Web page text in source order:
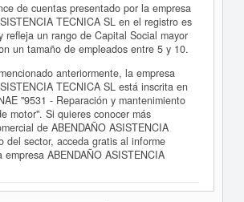
de cuentas presentado por la empresa
TECNICA SL en el registro es
refleja un rango de Capital Social mayor
un tamaño de empleados entre 5 y 10.
anteriormente, la empresa
TECNICA SL está inscrita en
"9531 - Reparación y mantenimiento
motor". Si quieres conocer más
de ABENDAÑO ASISTENCIA
del sector, acceda gratis al informe
empresa ABENDAÑO ASISTENCIA